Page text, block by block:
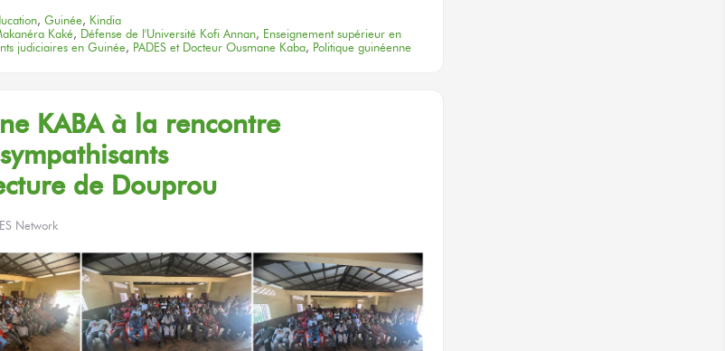
, Guinée, Kindia
Kaké, Défense de l'Université Kofi Annan, Enseignement supérieur en
judiciaires en Guinée, PADES et Docteur Ousmane Kaba, Politique guinéenne
KABA à la rencontre
de Douprou
Network